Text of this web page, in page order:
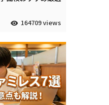
164709 views